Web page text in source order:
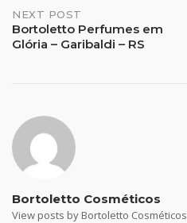
NEXT POST
Bortoletto Perfumes em
Glória – Garibaldi – RS
Bortoletto Cosméticos
View posts by Bortoletto Cosméticos